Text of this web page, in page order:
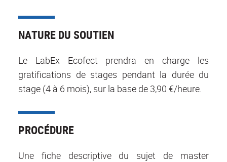
NATURE DU SOUTIEN
Le LabEx Ecofect prendra en charge les
gratifications de stages pendant la durée du
stage (4 à 6 mois), sur la base de 3,90 €/heure.
PROCÉDURE
Une fiche descriptive du sujet de master